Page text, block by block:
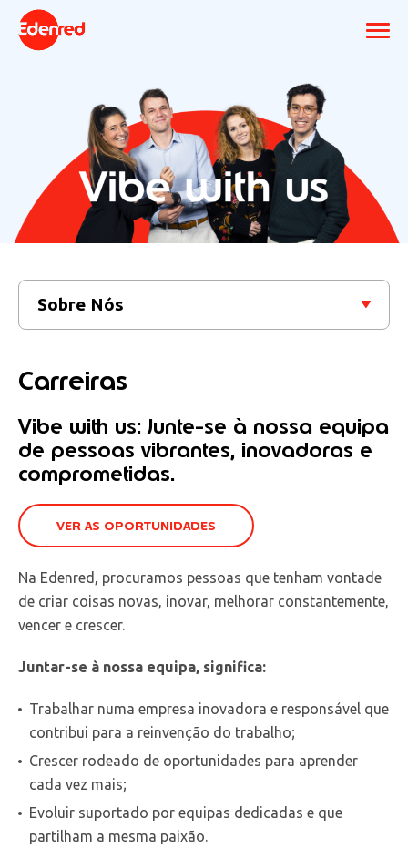
Sobre Nós
Carreiras
Vibe with us: Junte-se à nossa equipa
de pessoas vibrantes, inovadoras e
comprometidas.
VER AS OPORTUNIDADES
Na Edenred, procuramos pessoas que tenham vontade
de criar coisas novas, inovar, melhorar constantemente,
vencer e crescer.
Juntar-se à nossa equipa, significa:
Trabalhar numa empresa inovadora e responsável que
contribui para a reinvenção do trabalho;
Crescer rodeado de oportunidades para aprender
cada vez mais;
Evoluir suportado por equipas dedicadas e que
partilham a mesma paixão.